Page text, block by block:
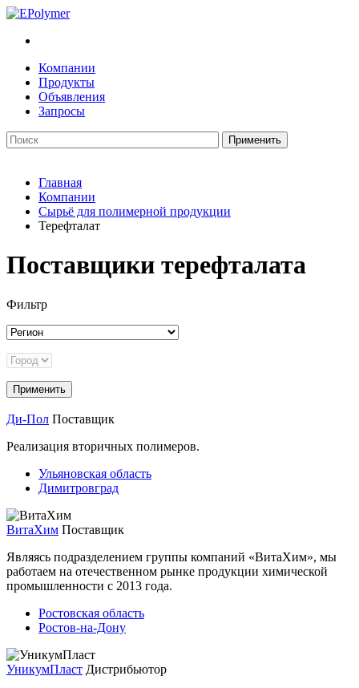
Компании
Продукты
Объявления
Запросы
Главная
Компании
Сырьё для полимерной продукции
Терефталат
Поставщики терефталата
Фильтр
Ди-Пол Поставщик
Реализация вторичных полимеров.
Ульяновская область
Димитровград
ВитаХим Поставщик
Являясь подразделением группы компаний «ВитаХим», мы
работаем на отечественном рынке продукции химической
промышленности с 2013 года.
Ростовская область
Ростов-на-Дону
УникумПласт Дистрибьютор